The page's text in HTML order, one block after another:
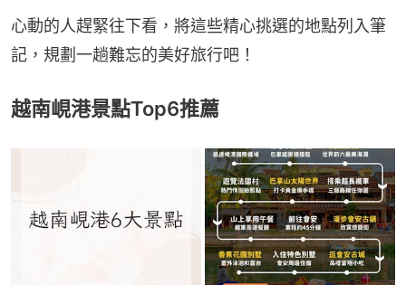
心動的人趕緊往下看，將這些精心挑選的地點列入筆
記，規劃一趟難忘的美好旅行吧！
越南峴港景點Top6推薦